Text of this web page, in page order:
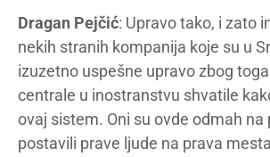
Dragan Pejčić: Upravo tako, i zato
nekih stranih kompanija koje su u
izuzetno uspešne upravo zbog
centrale u inostranstvu shvatile
ovaj sistem. Oni su ovde odmah na
postavili prave ljude na prava